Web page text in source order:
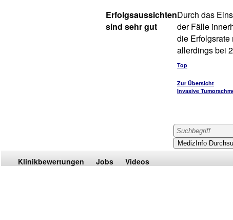
Erfolgsaussichten
sind sehr gut
Durch das
der Fälle
die Erfolgsrate
allerdings bei
Top
Zur Übersicht
Invasive
Klinikbewertungen Jobs Videos